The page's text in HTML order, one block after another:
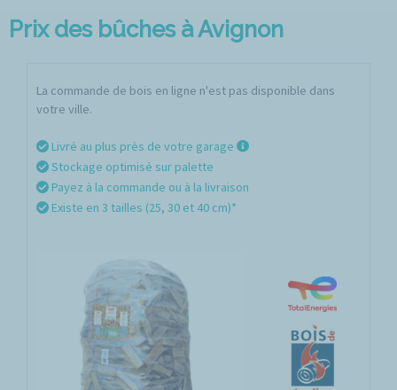
Prix des bûches à Avignon
La commande de bois en ligne n'est pas disponible dans
votre ville.
Livré au plus près de votre garage
Stockage optimisé sur palette
Payez à la commande ou à la livraison
Existe en 3 tailles (25, 30 et 40 cm)*